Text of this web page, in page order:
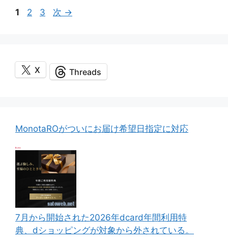
ペ
1
ペ
2
ペ
3 次 →
X Threads
MonotaROがついにお届け希望日指定に対応
7月から開始された2026年dcard年間利用特
典、dショッピングが対象から外されている。